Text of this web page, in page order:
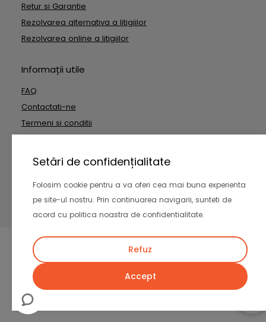
Setări de confidențialitate
Folosim cookie pentru a va oferi cea mai buna experienta
pe site-ul nostru. Prin continuarea navigarii, sunteti de
acord cu politica noastra de confidentialitate.
Refuz
Accept
Retur si Garantie
Rezolvarea alternativa a litigiilor
Rezolvarea online a litigiilor
Informații utile
FAQ
Contactati-ne
Termeni si conditii
-